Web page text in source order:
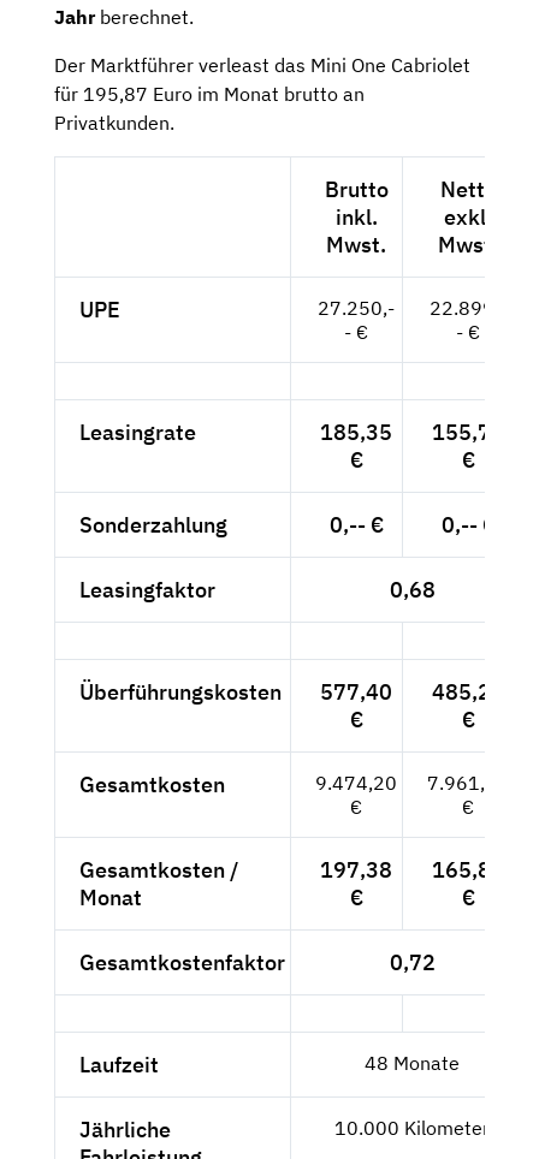
Jahrberechnet.
Der Marktführer verleast das Mini One Cabriolet
für 195,87 Euro im Monat brutto an
Privatkunden.
Brutto
inkl.
Mwst.
Netto
exkl.
Mwst.
UPE
27.250,-
- €
22.899,-
- €
Leasingrate
185,35
€
155,76
€
Sonderzahlung 0,-- € 0,-- €
Leasingfaktor 0,68
Überführungskosten
577,40
€
485,21
€
Gesamtkosten
9.474,20
€
7.961,51
€
Gesamtkosten /
Monat
197,38
€
165,86
€
Gesamtkostenfaktor 0,72
Laufzeit 48 Monate
Jährliche
10.000 Kilometer